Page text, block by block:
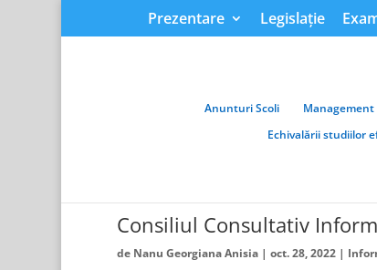
Prezentare Legislație
Anunturi Scoli
Echivalării studiilor
Consiliul Consultativ
de Nanu Georgiana Anisia| oct. 28, 2022|